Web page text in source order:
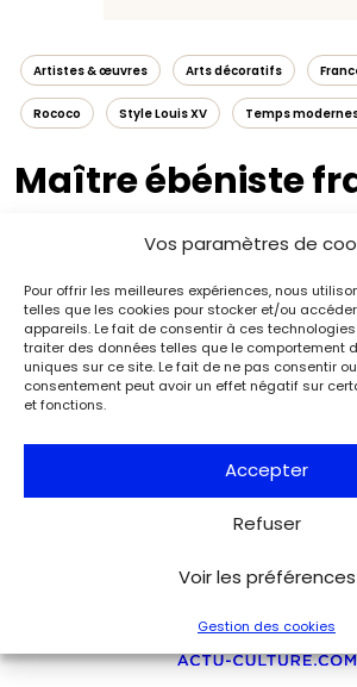
Vos paramètres de
Pour offrir les meilleures expériences, nous
telles que les cookies pour stocker et/ou
appareils. Le fait de consentir à ces
traiter des données telles que le comportement
uniques sur ce site. Le fait de ne pas consentir
consentement peut avoir un effet négatif sur
et fonctions.
Accepter
Refuser
Voir les préférences
Gestion des cookies
Artistes & œuvres Arts décoratifs
Rococo Style Louis XV Temps
Maître ébéniste